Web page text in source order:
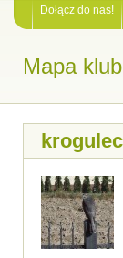
Dołącz do nas!
Mapa